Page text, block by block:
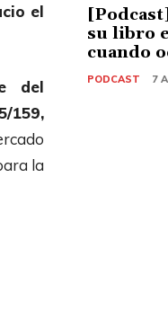
el
del
159,
la
su libro
cuando
PODCAST 7